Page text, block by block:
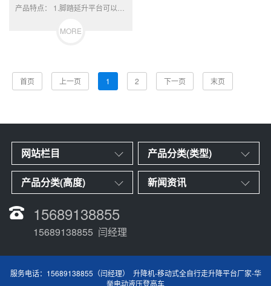
MORE
首页 上一页 1 2 下一页 末页
网站栏目 产品分类(类型)
产品分类(高度) 新闻资讯
15689138855
15689138855 闫经理
服务电话：15689138855（闫经理） 升降机-移动式全自行走升降平台厂家-华
举电动液压登高车